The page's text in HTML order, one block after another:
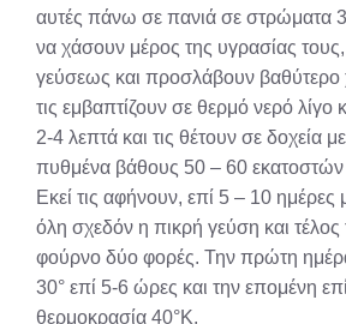
αυτές πάνω σε πανιά σε στρώματα
να χάσουν μέρος της υγρασίας
γεύσεως και προσλάβουν
τις εμβαπτίζουν σε θερμό νερό λίγο
2-4 λεπτά και τις θέτουν σε δοχεία
πυθμένα βάθους 50 – 60 εκατοστών
Εκεί τις αφήνουν, επί 5 – 10 ημέρες
όλη σχεδόν η πικρή γεύση και τέλος
φούρνο δύο φορές. Την πρώτη
30° επί 5-6 ώρες και την επομένη
θερμοκρασία 40°Κ.